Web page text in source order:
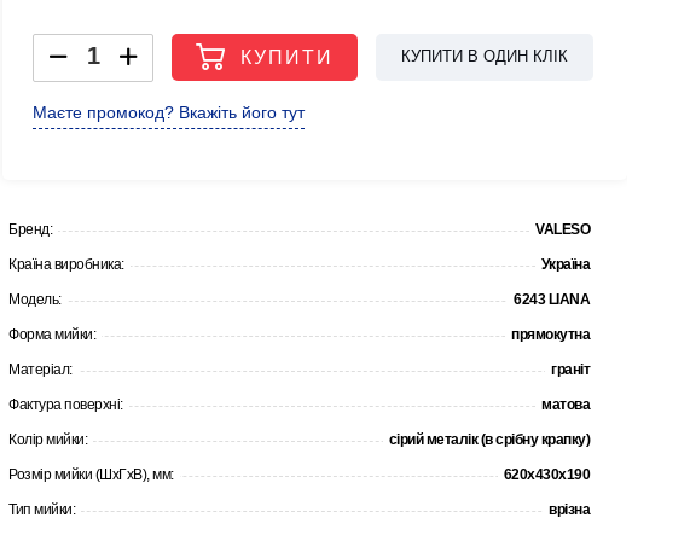
КУПИТИ КУПИТИ В ОДИН КЛІК
Маєте промокод? Вкажіть його тут
Бренд: VALESO
Країна виробника: Україна
Модель: 6243 LIANA
Форма мийки: прямокутна
Матеріал: граніт
Фактура поверхні: матова
Колір мийки: сірий металік (в срібну крапку)
Розмір мийки (ШхГхВ), мм: 620x430x190
Тип мийки: врізна